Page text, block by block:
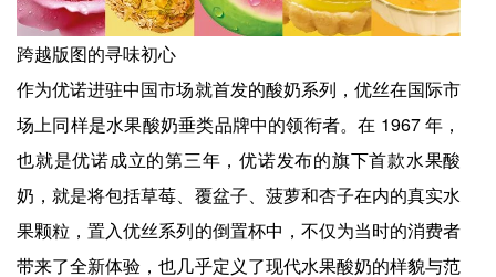
跨越版图的寻味初心
作为优诺进驻中国市场就首发的酸奶系列，优丝在国际市
场上同样是水果酸奶垂类品牌中的领衔者。在 1967 年，
也就是优诺成立的第三年，优诺发布的旗下首款水果酸
奶，就是将包括草莓、覆盆子、菠萝和杏子在内的真实水
果颗粒，置入优丝系列的倒置杯中，不仅为当时的消费者
带来了全新体验，也几乎定义了现代水果酸奶的样貌与范